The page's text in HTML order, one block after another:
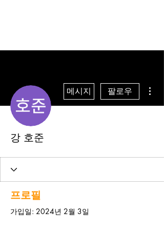
메시지 팔로우
강 호준
프로필
가입일: 2024년 2월 3일